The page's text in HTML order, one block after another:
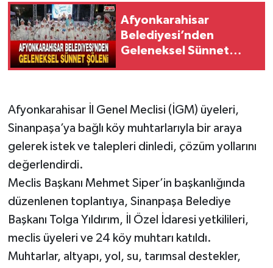
Afyonkarahisar
Belediyesi’nden
Geleneksel Sünnet
Afyonkarahisar İl Genel Meclisi (İGM) üyeleri,
Sinanpaşa’ya bağlı köy muhtarlarıyla bir araya
gelerek istek ve talepleri dinledi, çözüm yollarını
değerlendirdi.
Meclis Başkanı Mehmet Siper’in başkanlığında
düzenlenen toplantıya, Sinanpaşa Belediye
Başkanı Tolga Yıldırım, İl Özel İdaresi yetkilileri,
meclis üyeleri ve 24 köy muhtarı katıldı.
Muhtarlar, altyapı, yol, su, tarımsal destekler,